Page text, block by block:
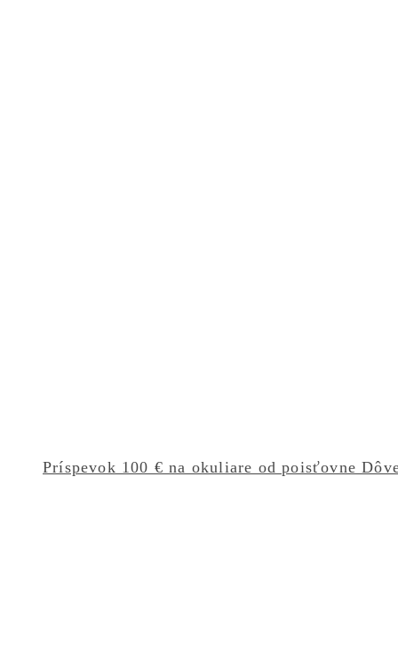
Príspevok 100 € na okuliare od poisťovne